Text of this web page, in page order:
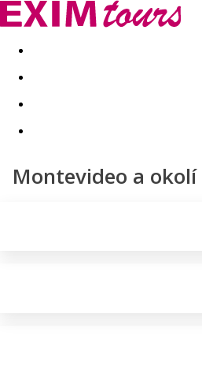
Akční nabídky Last minute
Montevideo a okolí